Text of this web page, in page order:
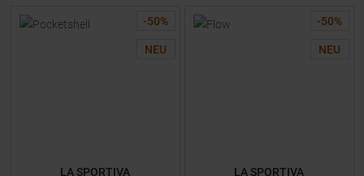
-50%
NEU
LA SPORTIVA
-50%
NEU
LA SPORTIVA